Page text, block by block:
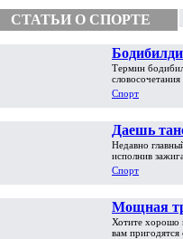
СТАТЬИ О СПОРТЕ
Термин
Спорт
Даешь
Недавно
исполнив
Спорт
Мощная
Хотите хорошо
вам пригодятся